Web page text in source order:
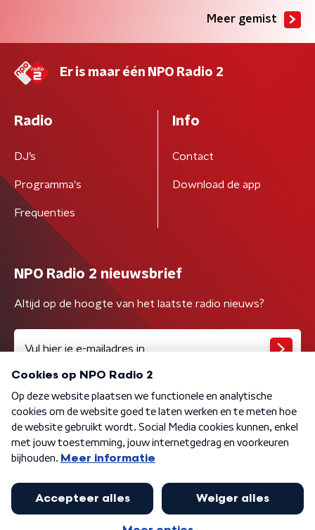
Meer gemist
Er is maar één NPO Radio 2
Radio
DJ’s
Programma's
Frequenties
Info
Contact
Download de app
NPO Radio 2 nieuwsbrief
Altijd op de hoogte van het laatste radio nieuws?
Algemene voorwaarden